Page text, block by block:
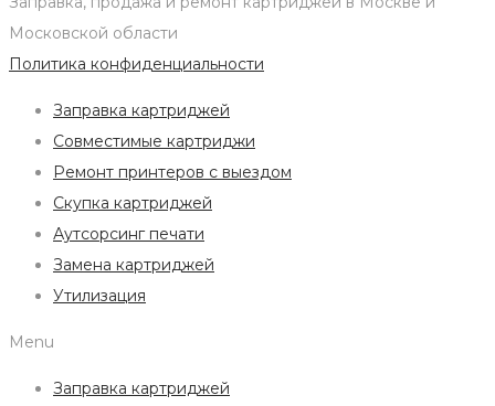
Московской области
Политика конфиденциальности
Заправка картриджей
Совместимые картриджи
Ремонт принтеров с выездом
Скупка картриджей
Аутсорсинг печати
Замена картриджей
Утилизация
Menu
Заправка картриджей